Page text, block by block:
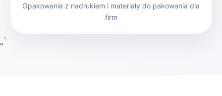
Opakowania z nadrukiem i materiały do pakowania dla
firm
„`